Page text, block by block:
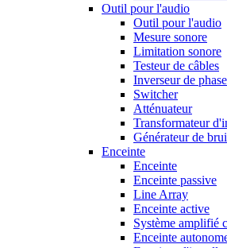
Outil pour l'audio
Outil pour l'audio
Mesure sonore
Limitation sonore
Testeur de câbles
Inverseur de phase
Switcher
Atténuateur
Transformateur
Générateur de
Enceinte
Enceinte
Enceinte passive
Line Array
Enceinte active
Système amplifié
Enceinte